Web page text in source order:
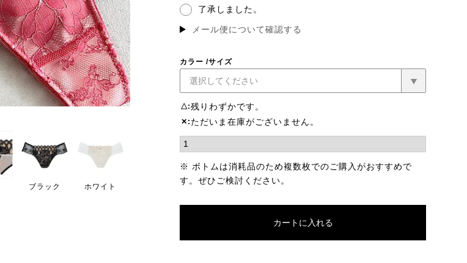
ブラック ホワイト
了承しました。
メール便について確認する
カラー サイズ
△ 残りわずかです。
✕ ただいま在庫がございません。
※ ボトムは消耗品のため複数枚でのご購入がおすすめで
す。ぜひご検討ください。
カートに入れる